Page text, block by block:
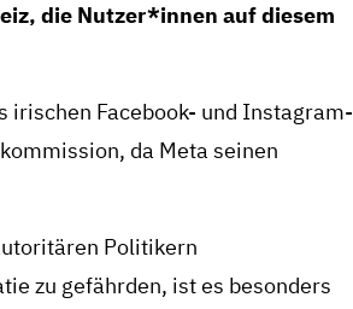
die Nutzer*innen auf diesem
irischen Facebook- und Instagram-
da Meta seinen
Politikern
zu gefährden, ist es besonders